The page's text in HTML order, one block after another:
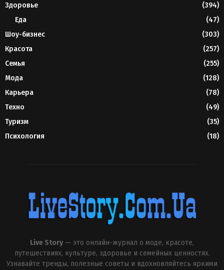
Здоровье
(394)
Еда
(47)
Шоу-бизнес
(303)
Красота
(257)
Семья
(255)
Мода
(128)
Карьера
(78)
Техно
(49)
Туризм
(35)
Психология
(18)
Live Story — это онлайн-журнал о моде, красоте,
путешествиях, культуре, здоровье и семейных ценностях.
Узнавайте тренды, полезные советы и вдохновляйтесь яркими